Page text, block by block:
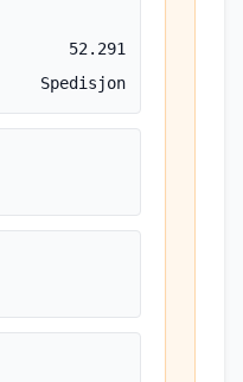
52.291
Spedisjon